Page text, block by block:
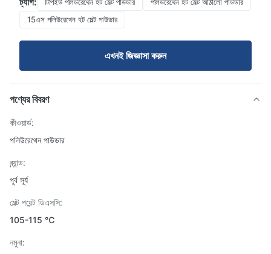
15এস পলিউরেথেন হট মেল্ট পাউডার
এখনই জিজ্ঞাসা করুন
পণ্যের বিবরণ
কীওয়ার্ড:
পলিউরেথেন পাউডার
ব্র্যান্ড:
পূর্ব সূর্য
মেল্ট পয়েন্ট ডিএসসি:
105-115 ℃
নমুনা: